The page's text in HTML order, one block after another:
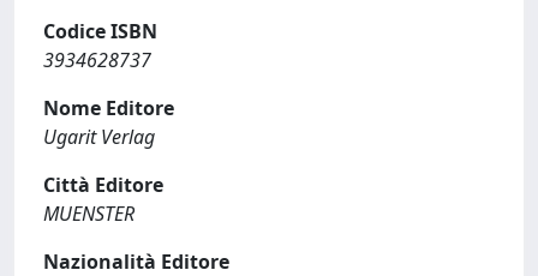
Codice ISBN
3934628737
Nome Editore
Ugarit Verlag
Città Editore
MUENSTER
Nazionalità Editore